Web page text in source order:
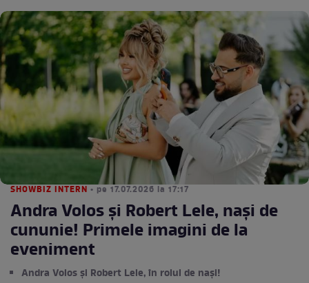
SHOWBIZ INTERN • pe 17.07.2026 la 17:17
Andra Volos și Robert Lele, nași de
cununie! Primele imagini de la
eveniment
Andra Volos și Robert Lele, în rolul de nași!